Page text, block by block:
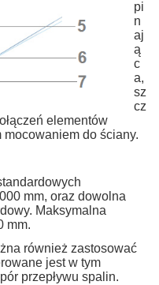
pi
n
aj
ą
c
a,
sz
cz
elementów
do ściany.
mm, oraz dowolna
Maksymalna
mm.
również zastosować
jest w tym
przepływu spalin.